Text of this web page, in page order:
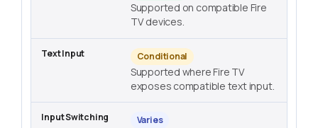
Supported on compatible Fire
TV devices.
Conditional
Supported where Fire TV
exposes compatible text input.
Varies